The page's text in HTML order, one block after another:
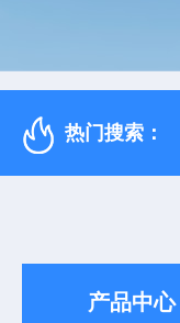
热门搜索：
产品中心